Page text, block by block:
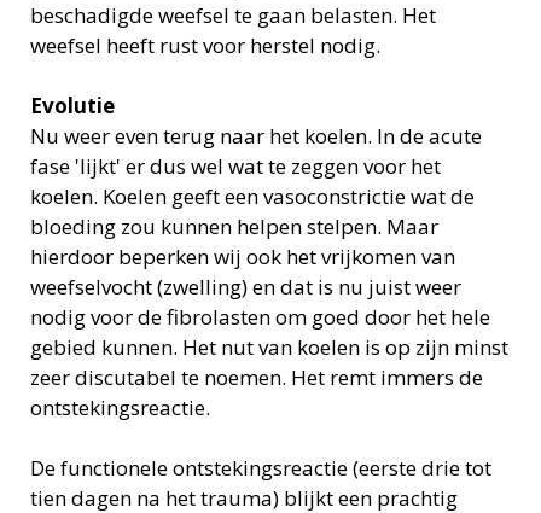
beschadigde weefsel te gaan belasten. Het
weefsel heeft rust voor herstel nodig.
Evolutie
Nu weer even terug naar het koelen. In de acute
fase 'lijkt' er dus wel wat te zeggen voor het
koelen. Koelen geeft een vasoconstrictie wat de
bloeding zou kunnen helpen stelpen. Maar
hierdoor beperken wij ook het vrijkomen van
weefselvocht (zwelling) en dat is nu juist weer
nodig voor de fibrolasten om goed door het hele
gebied kunnen. Het nut van koelen is op zijn minst
zeer discutabel te noemen. Het remt immers de
ontstekingsreactie.
De functionele ontstekingsreactie (eerste drie tot
tien dagen na het trauma) blijkt een prachtig